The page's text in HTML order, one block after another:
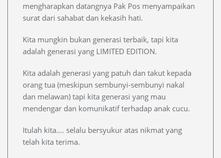
mengharapkan datangnya Pak Pos menyampaikan
surat dari sahabat dan kekasih hati.
Kita mungkin bukan generasi terbaik, tapi kita
adalah generasi yang LIMITED EDITION.
Kita adalah generasi yang patuh dan takut kepada
orang tua (meskipun sembunyi-sembunyi nakal
dan melawan) tapi kita generasi yang mau
mendengar dan komunikatif terhadap anak cucu.
Itulah kita…. selalu bersyukur atas nikmat yang
telah kita terima.